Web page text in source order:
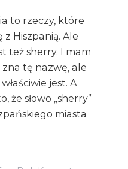
to rzeczy, które
Hiszpanią. Ale
też sherry. I mam
zna tę nazwę, ale
jest. A
że słowo „sherry”
miasta